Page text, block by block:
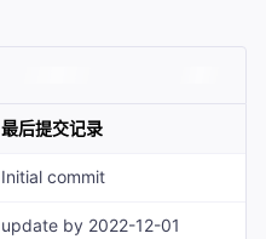
最后提交记录
Initial commit
update by 2022-12-01